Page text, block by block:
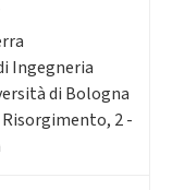
Ingegneria
di Bologna
2 -